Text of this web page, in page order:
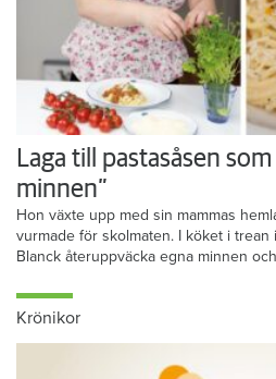
Laga till pastasåsen som
minnen”
Hon växte upp med sin mammas
vurmade för skolmaten. I köket i trean
Blanck återuppväcka egna minnen
Krönikor